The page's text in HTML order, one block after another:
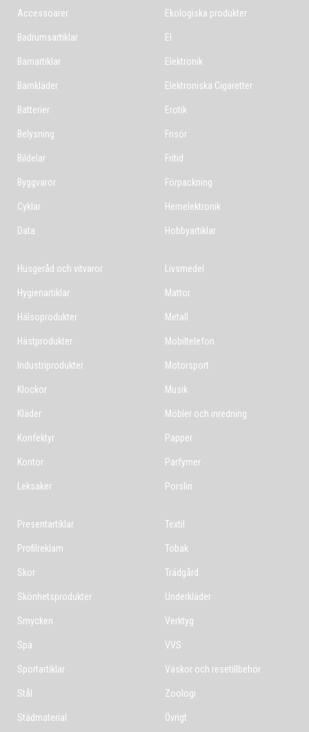
Accessoarer
Badrumsartiklar
Barnartiklar
Barnkläder
Batterier
Belysning
Bildelar
Byggvaror
Cyklar
Data
Ekologiska produkter
El
Elektronik
Elektroniska Cigaretter
Erotik
Frisör
Fritid
Förpackning
Hemelektronik
Hobbyartiklar
Husgeråd och vitvaror
Hygienartiklar
Hälsoprodukter
Hästprodukter
Industriprodukter
Klockor
Kläder
Konfektyr
Kontor
Leksaker
Livsmedel
Mattor
Metall
Mobiltelefon
Motorsport
Musik
Möbler och inredning
Papper
Parfymer
Porslin
Presentartiklar
Profilreklam
Skor
Skönhetsprodukter
Smycken
Spa
Sportartiklar
Stål
Städmaterial
Textil
Tobak
Trädgård
Underkläder
Verktyg
VVS
Väskor och resetillbehör
Zoologi
Övrigt